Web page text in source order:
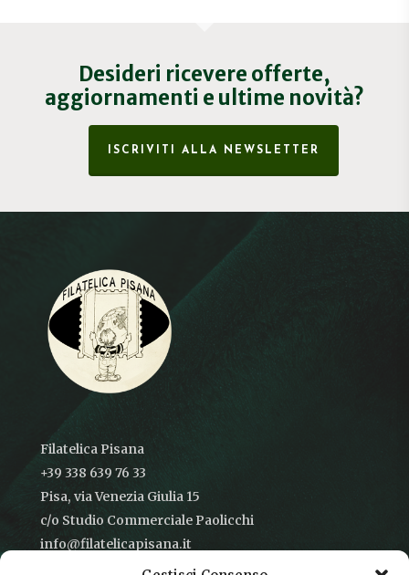
Desideri ricevere offerte,
aggiornamenti e ultime novità?
ISCRIVITI ALLA NEWSLETTER
Filatelica Pisana
+39 338 639 76 33
Pisa, via Venezia Giulia 15
c/o Studio Commerciale Paolicchi
info@filatelicapisana.it